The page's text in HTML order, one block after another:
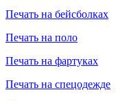
Печать на бейсболках
Печать на поло
Печать на фартуках
Печать на спецодежде